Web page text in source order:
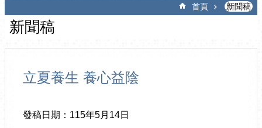
首頁 新聞稿
新聞稿
立夏養生 養心益陰
發稿日期：115年5月14日